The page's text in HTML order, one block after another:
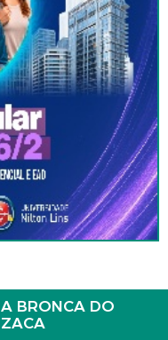
A BRONCA DO
ZACA